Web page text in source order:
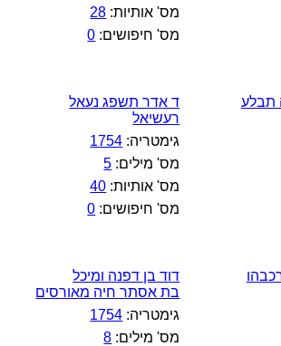
מס' אותיות: 28
מס' חיפושים: 0
תבלע
ד אדר תשפג נעאל
רעשיאל
גימטריה: 1754
מס' מילים: 5
מס' אותיות: 40
מס' חיפושים: 0
דוד בן דפנה ומיכל
בת אסתר חיה מאורסים
גימטריה: 1754
מס' מילים: 8